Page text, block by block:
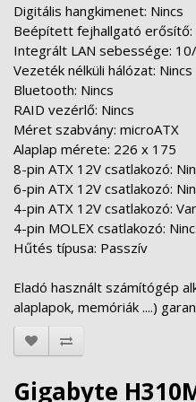
Digitális hangkimenet: Nincs
Beépített fejhallgató erősítő:
Integrált LAN sebessége:
Vezeték nélküli hálózat: Nincs
Bluetooth: Nincs
RAID vezérlő: Nincs
Méret szabvány: microATX
Alaplap mérete: 226 x 175
8-pin ATX 12V csatlakozó:
6-pin ATX 12V csatlakozó:
4-pin ATX 12V csatlakozó:
4-pin MOLEX csatlakozó:
Hűtés típusa: Passzív
Eladó használt számítógép
alaplapok, memóriák ....)
Gigabyte